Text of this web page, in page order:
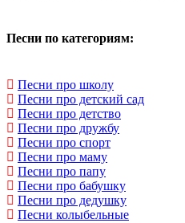
Песни по категориям:
Песни про школу
Песни про детский сад
Песни про детство
Песни про дружбу
Песни про спорт
Песни про маму
Песни про папу
Песни про бабушку
Песни про дедушку
Песни колыбельные